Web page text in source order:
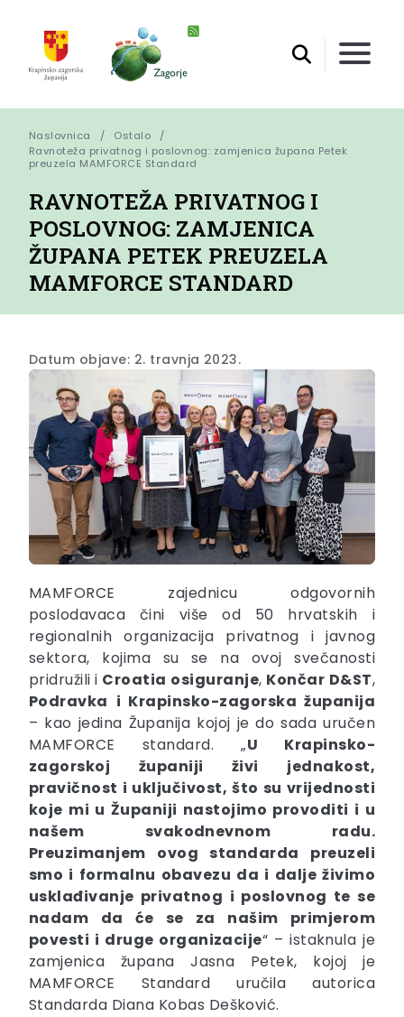
Naslovnica
Ostalo
Ravnoteža privatnog i poslovnog: zamjenica župana Petek
preuzela MAMFORCE Standard
RAVNOTEŽA PRIVATNOG I
POSLOVNOG: ZAMJENICA
ŽUPANA PETEK PREUZELA
MAMFORCE STANDARD
Datum objave: 2. travnja 2023.
MAMFORCE zajednicu odgovornih
poslodavaca čini više od 50 hrvatskih i
regionalnih organizacija privatnog i javnog
sektora, kojima su se na ovoj svečanosti
pridružili i Croatia osiguranje, Končar D&ST,
Podravka i Krapinsko-zagorska županija
– kao jedina Županija kojoj je do sada uručen
MAMFORCE standard. „U Krapinsko-
zagorskoj županiji živi jednakost,
pravičnost i uključivost, što su vrijednosti
koje mi u Županiji nastojimo provoditi i u
našem svakodnevnom radu.
Preuzimanjem ovog standarda preuzeli
smo i formalnu obavezu da i dalje živimo
usklađivanje privatnog i poslovnog te se
nadam da će se za našim primjerom
povesti i druge organizacije“ – istaknula je
zamjenica župana Jasna Petek, kojoj je
MAMFORCE Standard uručila autorica
Standarda Diana Kobas Dešković.